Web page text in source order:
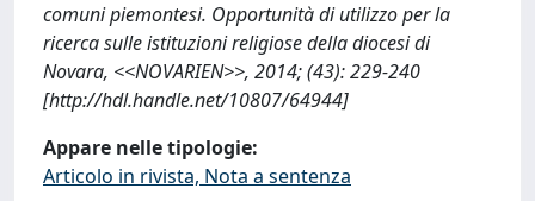
comuni piemontesi. Opportunità di utilizzo per la
ricerca sulle istituzioni religiose della diocesi di
Novara, <<NOVARIEN>>, 2014; (43): 229-240
[http://hdl.handle.net/10807/64944]
Appare nelle tipologie:
Articolo in rivista, Nota a sentenza